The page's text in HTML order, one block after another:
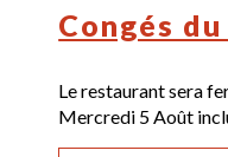
Congés
Le restaurant sera
Mercredi 5 Août